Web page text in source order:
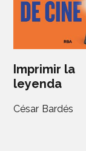
Imprimir la
leyenda
César Bardés